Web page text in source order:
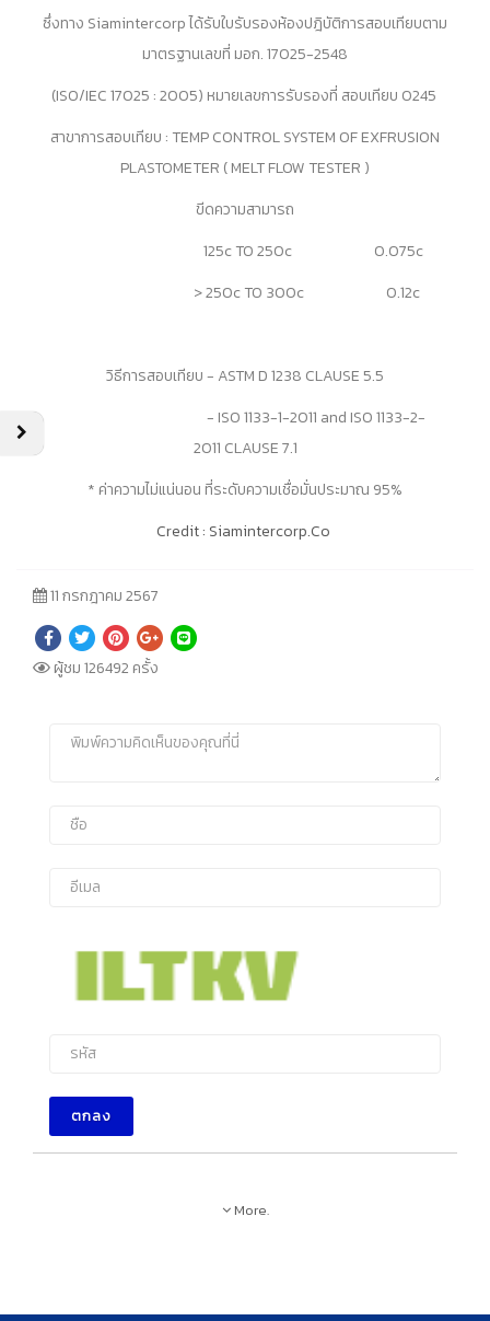
ซึ่งทาง Siamintercorp ได้รับใบรับรองห้องปฎิบัติการสอบเทียบตาม
มาตรฐานเลขที่ มอก. 17025-2548
(ISO/IEC 17025 : 2005) หมายเลขการรับรองที่ สอบเทียบ 0245
สาขาการสอบเทียบ : TEMP CONTROL SYSTEM OF EXFRUSION
PLASTOMETER ( MELT FLOW TESTER )
ขีดความสามารถ
125c TO 250c 0.075c
> 250c TO 300c
0.12c
วิธีการสอบเทียบ - ASTM D 1238 CLAUSE 5.5
- ISO 1133-1-2011 and ISO 1133-2-
2011 CLAUSE 7.1
* ค่าความไม่แน่นอน ที่ระดับความเชื่อมั่นประมาณ 95%
Credit : Siamintercorp.Co
11 กรกฎาคม 2567
ผู้ชม 126492 ครั้ง
ตกลง
More.